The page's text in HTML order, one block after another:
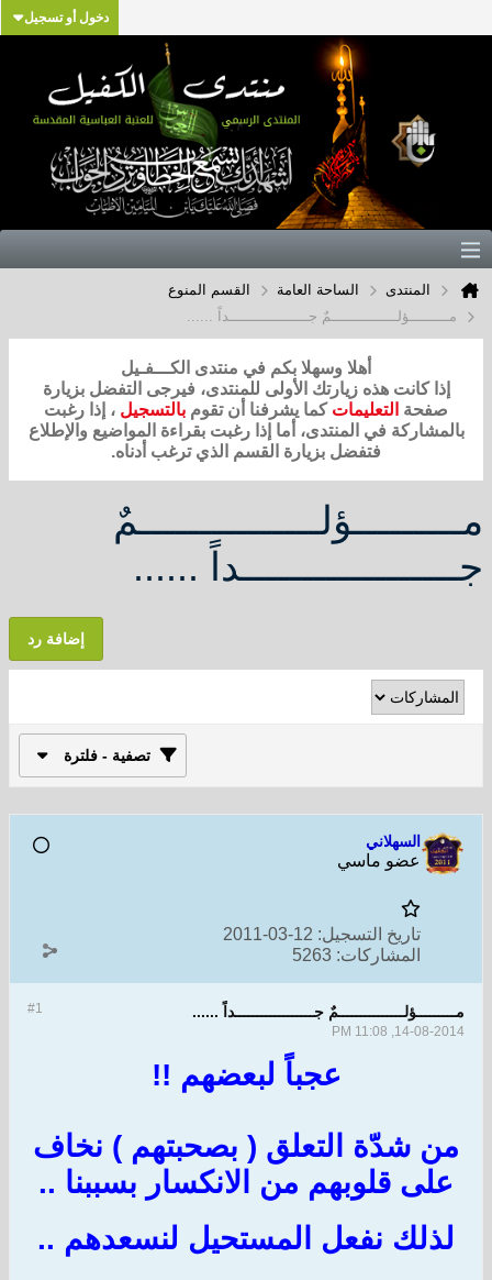
دخول أو تسجيل
المنتدى الساحة العامة
القسم المنوع
مـــــــــؤلـــــــــــــــمٌ جــــــــــــــــــداً ......
أهلا وسهلا بكم في منتدى الكـــفـيل
إذا كانت هذه زيارتك الأولى للمنتدى، فيرجى التفضل بزيارة
صفحة التعليمات كما يشرفنا أن تقوم بالتسجيل ، إذا رغبت
بالمشاركة في المنتدى، أما إذا رغبت بقراءة المواضيع والإطلاع
فتفضل بزيارة القسم الذي ترغب أدناه.
مـــــــــؤلـــــــــــــــمٌ
جــــــــــــــــــداً ......
إضافة رد
تصفية - فلترة
السهلاني
عضو ماسي
تاريخ التسجيل: 12-03-2011
المشاركات: 5263
#1 مـــــــــؤلـــــــــــــــمٌ جــــــــــــــــــداً ......
14-08-2014, 11:08 PM
عجباً لبعضهم !!
من شدّة التعلق ( بصحبتهم ) نخاف
على قلوبهم من الانكسار بسببنا ..
لذلك نفعل المستحيل لنسعدهم ..